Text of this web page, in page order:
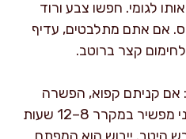
לגומי. חפשו צבע ורוד
אם אתם מתלבטים, עדיף
קצר ברוטב.
: אם קניתם קפוא, הפשרה
נכונה תשמור על המרקם. אני מפשיר במקרר 8–12 שעות